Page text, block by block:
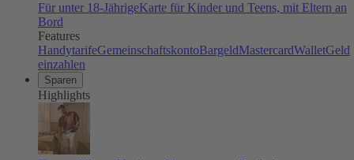
Für unter 18-JährigeKarte für Kinder und Teens, mit Eltern an
Bord
Features
HandytarifeGemeinschaftskontoBargeldMastercardWalletGeld
einzahlen
Sparen
Highlights